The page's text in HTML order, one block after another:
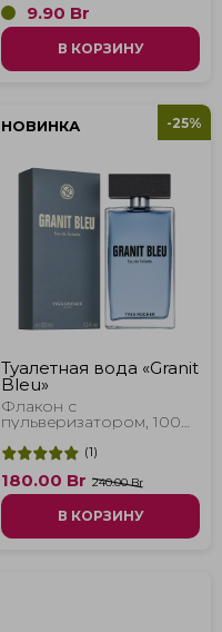
9.90 Br
В КОРЗИНУ
-25%
НОВИНКА
Туалетная вода «Granit
Bleu»
Флакон с
пульверизатором, 100
(1)
180.00 Br 240.00 Br
В КОРЗИНУ